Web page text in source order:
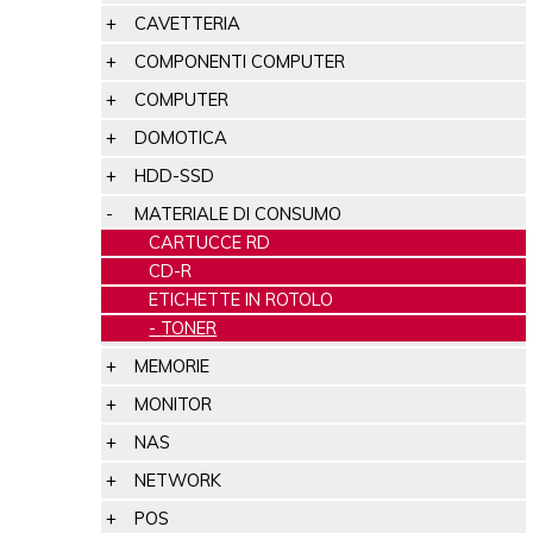
CAVETTERIA
COMPONENTI COMPUTER
COMPUTER
DOMOTICA
HDD-SSD
MATERIALE DI CONSUMO
CARTUCCE RD
CD-R
ETICHETTE IN ROTOLO
TONER
MEMORIE
MONITOR
NAS
NETWORK
POS